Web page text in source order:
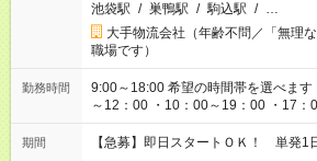
池袋駅 / 巣鴨駅 / 駒込駅 / …
大手物流会社（年齢不問／「無理
職場です）
勤務時間
9:00～18:00 希望の時間帯を選べます！ ＜シフト例＞ ・8：30
～12：00 ・10：00～19：00 ・17：
22：00 ・22：00～翌6：00 など
期間 【急募】即日スタートＯＫ！ 単発1